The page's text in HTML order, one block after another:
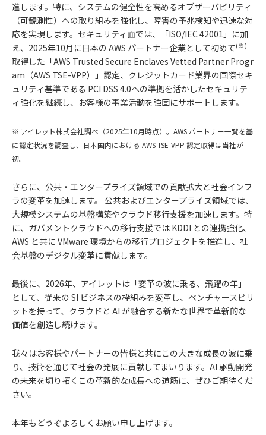
進します。特に、システムの健全性を高めるオブザーバビリティ
（可観測性）への取り組みを強化し、障害の予兆検知や迅速な対
応を実現します。セキュリティ面では、「ISO/IEC 42001」に加
え、2025年10月に日本の AWS パートナー企業として初めて (※)
取得した「AWS Trusted Secure Enclaves Vetted Partner Progr
am（AWS TSE-VPP）」認定、クレジットカード業界の国際セキ
ュリティ基準である PCI DSS 4.0への準拠を活かしたセキュリテ
ィ強化を継続し、お客様の事業活動を強固にサポートします。
※ アイレット株式会社調べ（2025年10月時点）。AWS パートナー一覧を基
に認定状況を調査し、日本国内における AWS TSE-VPP 認定取得は当社が
初。
さらに、公共・エンタープライズ領域での貢献拡大と社会インフ
ラの変革を加速します。 公共およびエンタープライズ領域では、
大規模システムの基盤構築やクラウド移行支援を加速します。特
に、ガバメントクラウドへの移行支援では KDDI との連携強化、
AWS と共に VMware 環境からの移行プロジェクトを推進し、社
会基盤のデジタル変革に貢献します。
最後に、2026年、アイレットは「変革の波に乗る、飛躍の年」
として、従来の SI ビジネスの枠組みを変革し、ベンチャースピリ
ットを持って、クラウドと AI が融合する新たな世界で革新的な
価値を創造し続けます。
我々はお客様やパートナーの皆様と共にこの大きな成長の波に乗
り、技術を通じて社会の発展に貢献してまいります。AI 駆動開発
の未来を切り拓くこの革新的な成長への道筋に、ぜひご期待くだ
さい。
本年もどうぞよろしくお願い申し上げます。
お
ら